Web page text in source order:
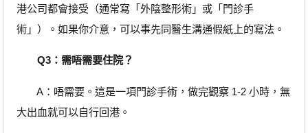
港公司都會接受（通常寫「外陰整形術」或「門診手
術」）。如果你介意，可以事先同醫生溝通假紙上的寫法。
Q3：需唔需要住院？
A：唔需要。這是一項門診手術，做完觀察 1-2 小時，無
大出血就可以自行回港。